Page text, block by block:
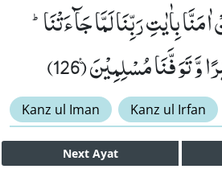
بِاٰیٰتِ رَبِّنَا لَمَّا جَآءَتْنَاؕ-
وَّ تَوَفَّنَا مُسْلِمِیْنَ۠ (126)
Kanz ul Iman Kanz ul Irfan
Next Ayat